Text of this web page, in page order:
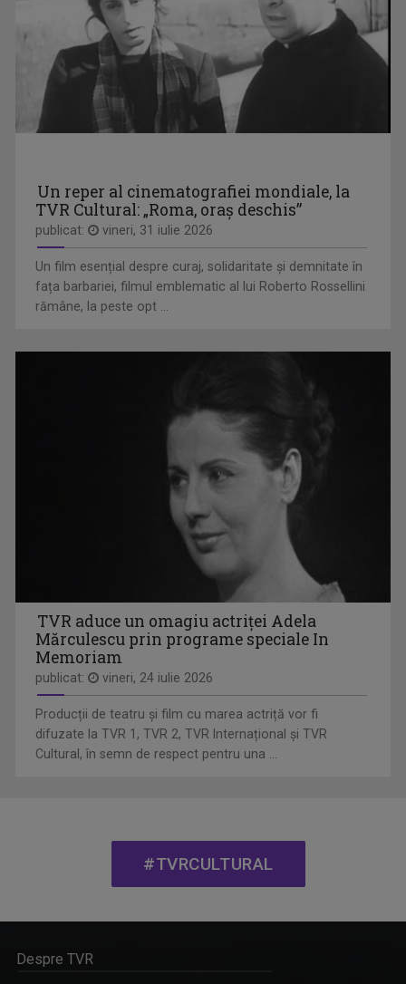
JURNAL CULTURAL
Sub sloganul „Să știm. Să fim”, „Jurnalul ...
EDIŢIE LIMITATĂ
Este o emisiune de tip podcast, cu invitați ...
Un reper al cinematografiei mondiale, la
TVR Cultural: „Roma, oraș deschis”
publicat: vineri, 31 iulie 2026
Un film esențial despre curaj, solidaritate și demnitate în
fața barbariei, filmul emblematic al lui Roberto Rossellini
rămâne, la peste opt ...
TVR aduce un omagiu actriței Adela
Mărculescu prin programe speciale In
Memoriam
publicat: vineri, 24 iulie 2026
Producții de teatru și film cu marea actriță vor fi
difuzate la TVR 1, TVR 2, TVR Internațional și TVR
Cultural, în semn de respect pentru una ...
#TVRCULTURAL
Despre TVR